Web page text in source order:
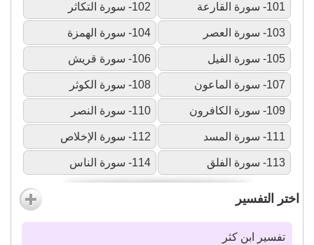
101- سورة القارعة 102- سورة التكاثر
103- سورة العصر 104- سورة الهمزة
105- سورة الفيل 106- سورة قريش
107- سورة الماعون 108- سورة الكوثر
109- سورة الكافرون 110- سورة النصر
111- سورة المسد 112- سورة الإخلاص
113- سورة الفلق 114- سورة الناس
اختر التفسير
تفسير ابن كثر